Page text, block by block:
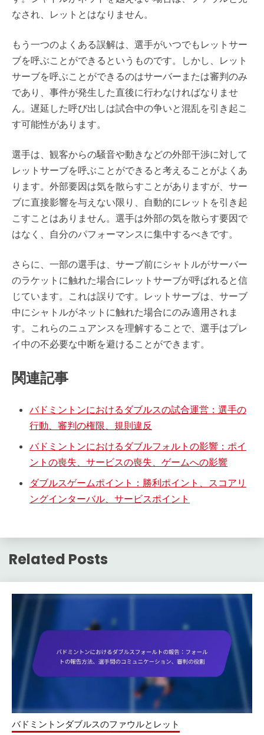
なされ、レットとはなりません。
もう一つのよくある誤解は、選手がいつでもレットサー
ブを呼ぶことができるというものです。しかし、レット
サーブを呼ぶことができるのはサーバーまたは審判のみ
であり、事件が発生した直後に行わなければなりませ
ん。遅延した呼び出しは試合中の争いと混乱を引き起こ
す可能性があります。
選手は、観客からの騒音や動きなどの外部干渉に対して
レットサーブを呼ぶことができると考えることがよくあ
ります。外部要因は気を散らすことがありますが、サー
ブに直接影響を与えない限り、自動的にレットを引き起
こすことはありません。選手は外部の気を散らす要因で
はなく、自分のパフォーマンスに集中するべきです。
さらに、一部の選手は、サーブ前にシャトルがサーバー
のラケットに触れた場合にレットサーブが呼ばれると信
じています。これは誤りです。レットサーブは、サーブ
中にシャトルがネットに触れた場合にのみ適用されま
す。これらのニュアンスを理解することで、選手はプレ
イ中の不必要な中断を避けることができます。
関連記事
バドミントンにおけるダブルスの試合運営：選手の
行動、審判の権限、規則違反
バドミントンにおけるダブルフォルトの影響：ポイ
ントの喪失、サービスの喪失、ゲームへの影響
ダブルスゲームポイント：勝利ポイント、スコアリ
ングインターバル、サービスポイント
Related Posts
バドミントンダブルスのファウルとレット